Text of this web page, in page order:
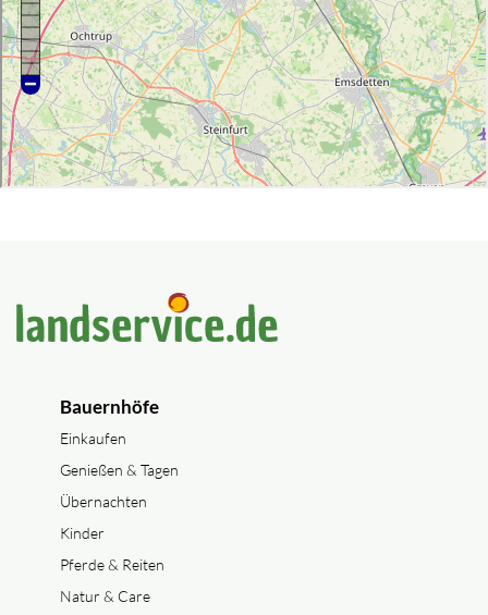
Bauernhöfe
Einkaufen
Genießen & Tagen
Übernachten
Kinder
Pferde & Reiten
Natur & Care